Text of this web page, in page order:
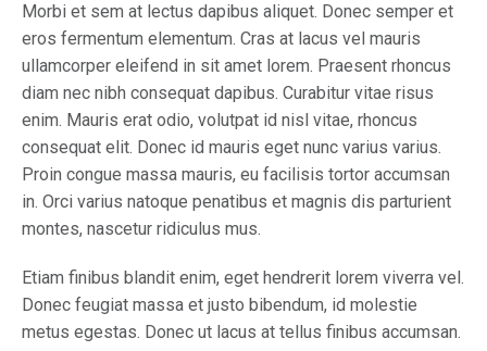
Morbi et sem at lectus dapibus aliquet. Donec semper et
eros fermentum elementum. Cras at lacus vel mauris
ullamcorper eleifend in sit amet lorem. Praesent rhoncus
diam nec nibh consequat dapibus. Curabitur vitae risus
enim. Mauris erat odio, volutpat id nisl vitae, rhoncus
consequat elit. Donec id mauris eget nunc varius varius.
Proin congue massa mauris, eu facilisis tortor accumsan
in. Orci varius natoque penatibus et magnis dis parturient
montes, nascetur ridiculus mus.
Etiam finibus blandit enim, eget hendrerit lorem viverra vel.
Donec feugiat massa et justo bibendum, id molestie
metus egestas. Donec ut lacus at tellus finibus accumsan.